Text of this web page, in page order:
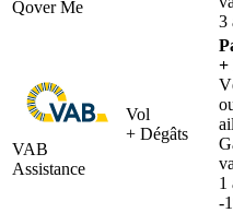
Qover Me
3
VAB
Assistance
Vol
+ Dégâts
+
1
-